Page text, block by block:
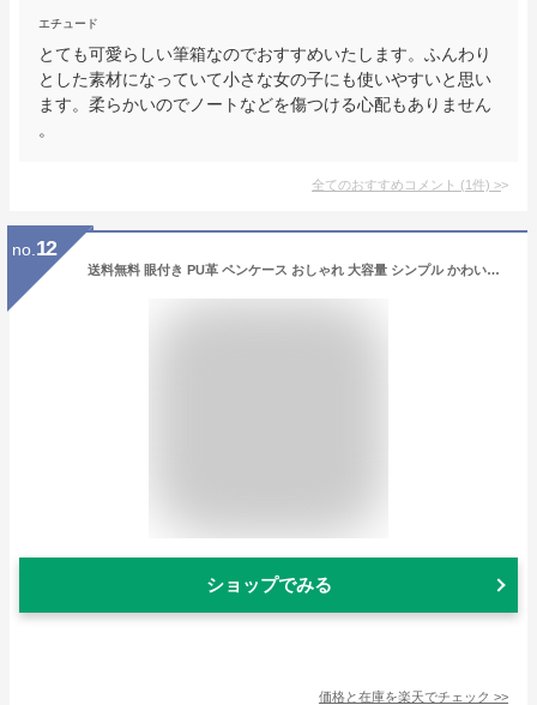
エチュード
とても可愛らしい筆箱なのでおすすめいたします。ふんわり
とした素材になっていて小さな女の子にも使いやすいと思い
ます。柔らかいのでノートなどを傷つける心配もありません
。
全てのおすすめコメント (1件) >
no. 12
送料無料 眼付き PU革 ペンケース おしゃれ 大容量 シンプル かわいい 中学生 筆箱ペンケース 筆箱 小学生 女の子 高校生 韓国 筆入れ 収小物入れ 収納ポーチ 4色選択 男子 女子 多機能 大人 三角 がま口 大学生 大きめ ピンク 白 可愛い
ショップでみる
価格と在庫を楽天でチェック >>